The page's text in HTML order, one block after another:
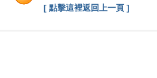
[ 點擊這裡返回上一頁 ]